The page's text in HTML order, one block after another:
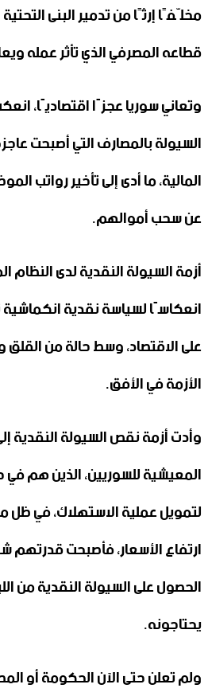
مخلّفًا إرثًا من تدمير البنى
قطاعه المصرفي الذي تأثر عمله
وتعاني سوريا عجزًا اقتصاديًا،
السيولة بالمصارف التي أصبحت
المالية، ما أدى إلى تأخير رواتب
عن سحب أموالهم.
أزمة السيولة النقدية لدى
انعكاسًا لسياسة نقدية انكماشية
على الاقتصاد، وسط حالة من
الأزمة في الأفق.
وأدت أزمة نقص السيولة النقدية
المعيشية للسوريين، الذين هم في
لتمويل عملية الاستهلاك، في ظل
ارتفاع الأسعار، فأصبحت
الحصول على السيولة النقدية من
يحتاجونه.
ولم تعلن حتى الآن الحكومة أو